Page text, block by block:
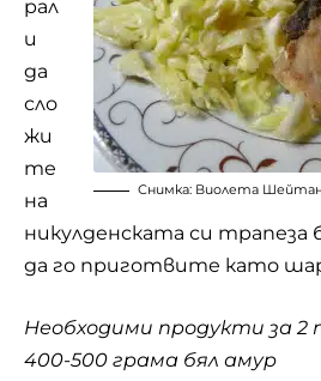
Снимка: Виолета
рал
и
да
сло
жи
те
на
никулденската си трапеза
да го приготвите като
Необходими продукти за 2
400-500 грама бял амур